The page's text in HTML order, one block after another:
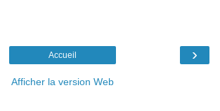
›
Accueil
Afficher la version Web